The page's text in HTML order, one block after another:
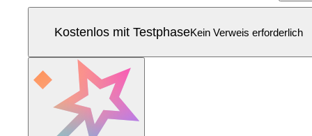
Kostenlos mit TestphaseKein Verweis erforderlich